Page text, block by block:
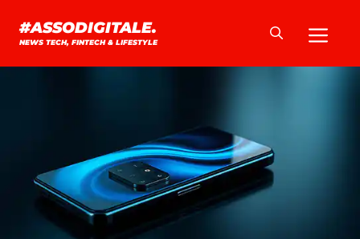
#ASSODIGITALE.
NEWS TECH, FINTECH & LIFESTYLE